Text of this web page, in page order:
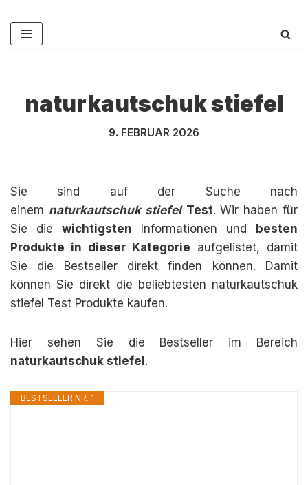
Zum
naturkautschuk stiefel
9. FEBRUAR 2026
Sie sind auf der Suche nach
einem naturkautschuk stiefel Test. Wir haben für
Sie diewichtigsten Informationen und
besten
Produkte in dieser Kategorie aufgelistet, damit
Sie die Bestseller direkt finden können. Damit
können Sie direkt die beliebtesten naturkautschuk
stiefel Test Produkte kaufen.
Hier sehen Sie die Bestseller im Bereich
naturkautschuk stiefel .
BESTSELLER NR. 1